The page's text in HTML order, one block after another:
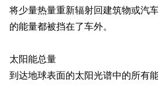
将少量热量重新辐射回建筑物或汽
的能量都被挡在了车外。
太阳能总量
到达地球表面的太阳光谱中的所有